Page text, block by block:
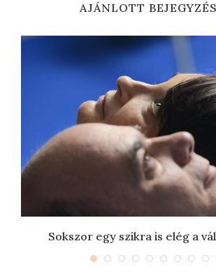
AJÁNLOTT
Sokszor egy szikra is elég a